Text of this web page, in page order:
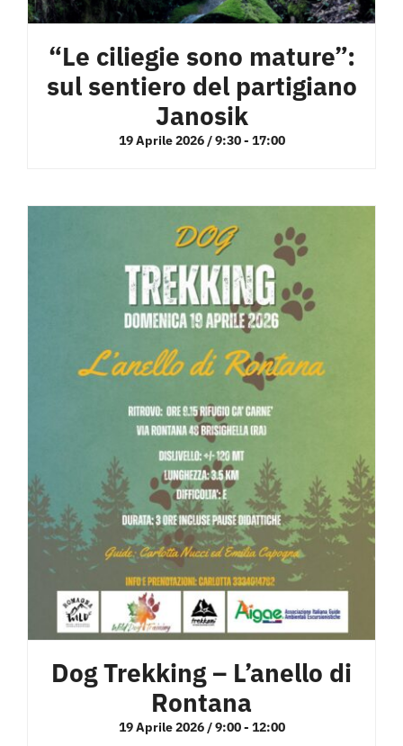
“Le ciliegie sono mature”:
sul sentiero del partigiano
Janosik
19 Aprile 2026 / 9:30- 17:00
Dog Trekking – L’anello di
Rontana
19 Aprile 2026 / 9:00- 12:00